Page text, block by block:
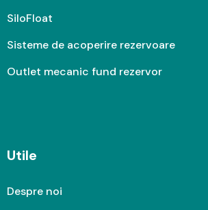
SiloFloat
Sisteme de acoperire rezervoare
Outlet mecanic fund rezervor
Utile
Despre noi